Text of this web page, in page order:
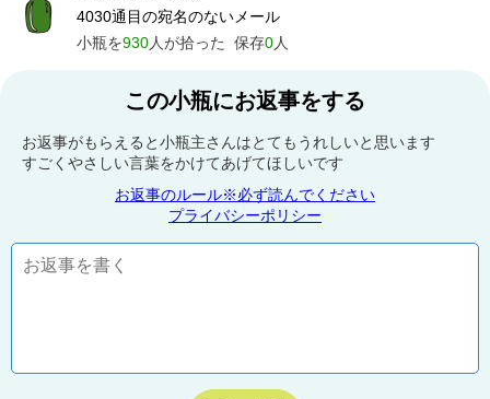
4030通目の宛名のないメール
小瓶を930 人が拾った 保存0 人
この小瓶にお返事をする
お返事がもらえると小瓶主さんはとてもうれしいと思います
すごくやさしい言葉をかけてあげてほしいです
お返事のルール※必ず読んでください
プライバシーポリシー